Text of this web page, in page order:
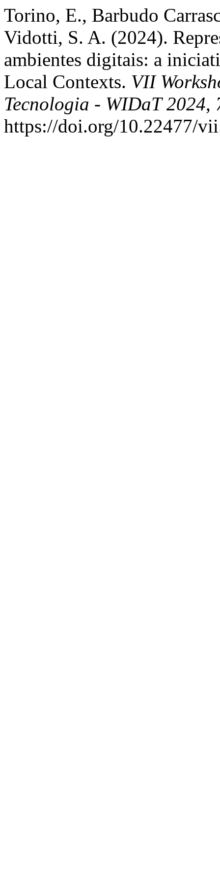
Torino, E., Barbudo
Vidotti, S. A. (2024).
ambientes digitais: a
Local Contexts. VII
Tecnologia - WIDaT 2024,
https://doi.org/10.22477/